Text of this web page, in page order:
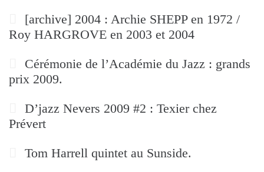
[archive] 2004 : Archie SHEPP en 1972 /
Roy HARGROVE en 2003 et 2004
Cérémonie de l’Académie du Jazz : grands
prix 2009.
D’jazz Nevers 2009 #2 : Texier chez
Prévert
Tom Harrell quintet au Sunside.